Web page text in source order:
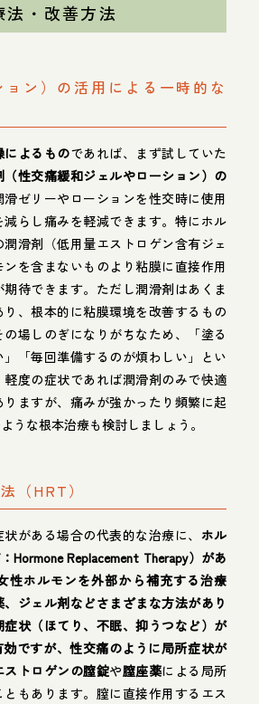
・改善方法
ン）の活用による一時的な
によるものであれば、まず試していた
（性交痛緩和ジェルやローション）の
ゼリーやローションを性交時に使用
らし痛みを軽減できます。特にホル
滑剤（低用量エストロゲン含有ジェ
を含まないものより粘膜に直接作用
待できます。ただし潤滑剤はあくま
り、根本的に粘膜環境を改善するもの
場しのぎになりがちなため、「塗る
「毎回準備するのが煩わしい」とい
軽度の症状であれば潤滑剤のみで快適
ますが、痛みが強かったり頻繁に起
うな根本治療も検討しましょう。
（HRT）
がある場合の代表的な治療に、 ホル
Hormone Replacement Therapy）があ
性ホルモンを外部から補充する治療
ジェル剤などさまざまな方法があり
症状（ほてり、不眠、抑うつなど）が
ですが、性交痛のように局所症状が
トロゲンの膣錠や膣座薬による局所
もあります。膣に直接作用するエス